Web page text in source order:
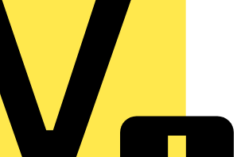
Netzwerkgeräte
DNT/FNT